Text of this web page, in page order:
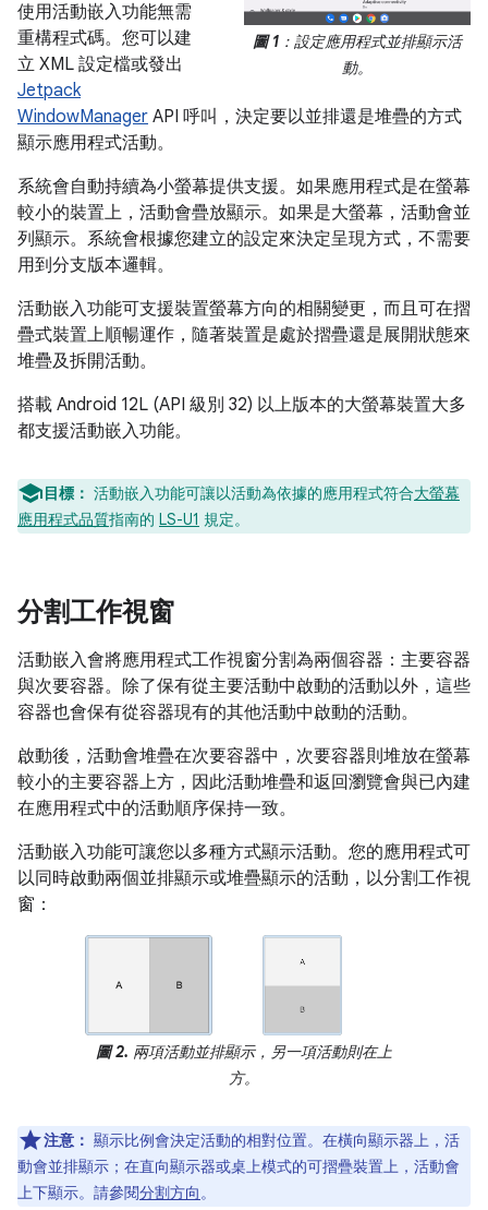
圖 1 ：設定應用程式並排顯示活
動。
使用活動嵌入功能無需
重構程式碼。您可以建
立 XML 設定檔或發出
Jetpack
WindowManager API 呼叫，決定要以並排還是堆疊的方式
顯示應用程式活動。
系統會自動持續為小螢幕提供支援。如果應用程式是在螢幕
較小的裝置上，活動會疊放顯示。如果是大螢幕，活動會並
列顯示。系統會根據您建立的設定來決定呈現方式，不需要
用到分支版本邏輯。
活動嵌入功能可支援裝置螢幕方向的相關變更，而且可在摺
疊式裝置上順暢運作，隨著裝置是處於摺疊還是展開狀態來
堆疊及拆開活動。
搭載 Android 12L (API 級別 32) 以上版本的大螢幕裝置大多
都支援活動嵌入功能。
目標： 活動嵌入功能可讓以活動為依據的應用程式符合大螢幕
應用程式品質指南的 LS-U1 規定。
分割工作視窗
活動嵌入會將應用程式工作視窗分割為兩個容器：主要容器
與次要容器。除了保有從主要活動中啟動的活動以外，這些
容器也會保有從容器現有的其他活動中啟動的活動。
啟動後，活動會堆疊在次要容器中，次要容器則堆放在螢幕
較小的主要容器上方，因此活動堆疊和返回瀏覽會與已內建
在應用程式中的活動順序保持一致。
活動嵌入功能可讓您以多種方式顯示活動。您的應用程式可
以同時啟動兩個並排顯示或堆疊顯示的活動，以分割工作視
窗：
圖 2. 兩項活動並排顯示，另一項活動則在上
方。
注意： 顯示比例會決定活動的相對位置。在橫向顯示器上，活
動會並排顯示；在直向顯示器或桌上模式的可摺疊裝置上，活動會
上下顯示。請參閱分割方向。